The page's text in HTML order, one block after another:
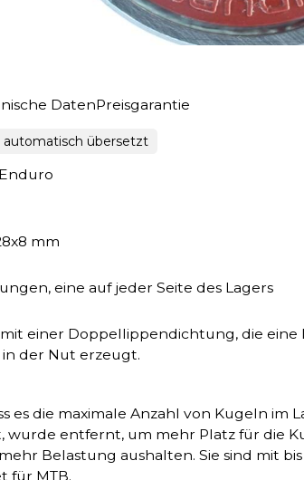
DatenPreisgarantie
automatisch übersetzt
mm
eine auf jeder Seite des Lagers
einer Doppellippendichtung, die
der Nut erzeugt.
es die maximale Anzahl von Kugeln im
wurde entfernt, um mehr Platz für die
Belastung aushalten. Sie sind mit
für MTB.